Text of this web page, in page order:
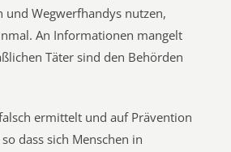
und Wegwerfhandys nutzen,
An Informationen mangelt
Täter sind den Behörden
ermittelt und auf Prävention
dass sich Menschen in